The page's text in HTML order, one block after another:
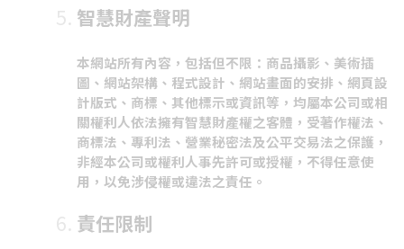
智慧財產聲明
本網站所有內容，包括但不限：商品攝影、美術插
圖、網站架構、程式設計、網站畫面的安排、網頁設
計版式、商標、其他標示或資訊等，均屬本公司或相
關權利人依法擁有智慧財產權之客體，受著作權法、
商標法、專利法、營業秘密法及公平交易法之保護，
非經本公司或權利人事先許可或授權，不得任意使
用，以免涉侵權或違法之責任。
責任限制